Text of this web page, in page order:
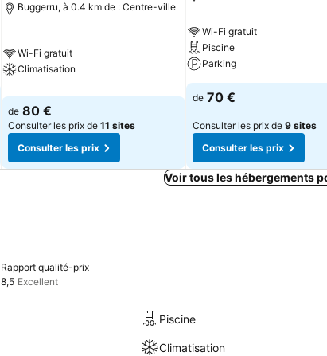
Buggerru, à 0.4 km de : Centre-ville
Wi-Fi gratuit
Climatisation
de 80 €
Consulter les prix de 11 sites
Consulter les prix
Wi-Fi gratuit
Piscine
Parking
de 70 €
Consulter les prix de 9 sites
Consulter les prix
Voir tous les hébergements
Rapport qualité-prix
8,5 Excellent
Piscine
Climatisation